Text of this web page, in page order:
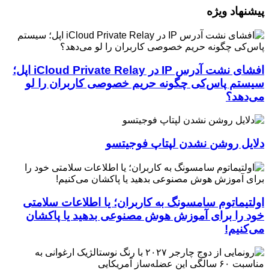
پیشنهاد ویژه
افشای نشت آدرس IP در iCloud Private Relay اپل؛
سیستم پاس‌کی چگونه حریم خصوصی کاربران را لو
می‌دهد؟
دلایل روشن نشدن لپتاپ فوجیتسو
اولتیماتوم سامسونگ به کاربران؛ یا اطلاعات سلامتی
خود را برای آموزش هوش مصنوعی بدهید یا پاکشان
می‌کنیم!